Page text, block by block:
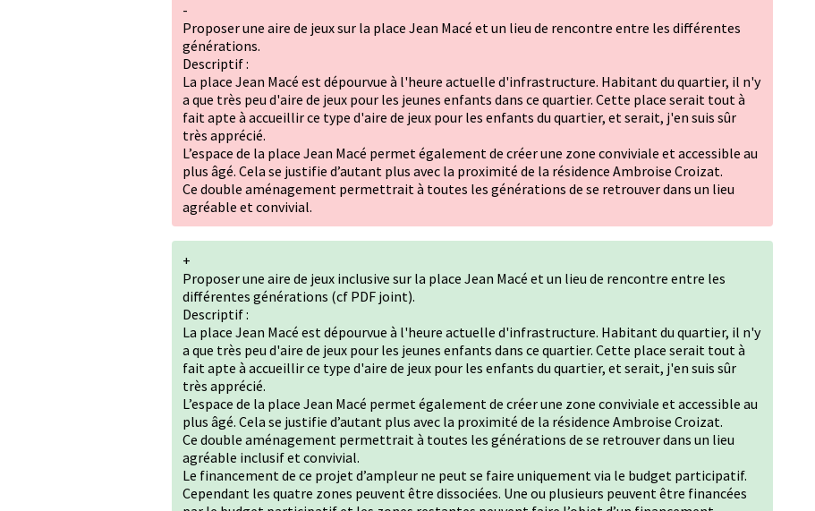
-
Proposer une aire de jeux sur la place Jean Macé et un lieu de rencontre entre les différentes
générations.
Descriptif :
La place Jean Macé est dépourvue à l'heure actuelle d'infrastructure. Habitant du quartier, il n'y
a que très peu d'aire de jeux pour les jeunes enfants dans ce quartier. Cette place serait tout à
fait apte à accueillir ce type d'aire de jeux pour les enfants du quartier, et serait, j'en suis sûr
très apprécié.
L’espace de la place Jean Macé permet également de créer une zone conviviale et accessible au
plus âgé. Cela se justifie d’autant plus avec la proximité de la résidence Ambroise Croizat.
Ce double aménagement permettrait à toutes les générations de se retrouver dans un lieu
agréable et convivial.
+
Proposer une aire de jeux inclusive sur la place Jean Macé et un lieu de rencontre entre les
différentes générations (cf PDF joint).
Descriptif :
La place Jean Macé est dépourvue à l'heure actuelle d'infrastructure. Habitant du quartier, il n'y
a que très peu d'aire de jeux pour les jeunes enfants dans ce quartier. Cette place serait tout à
fait apte à accueillir ce type d'aire de jeux pour les enfants du quartier, et serait, j'en suis sûr
très apprécié.
L’espace de la place Jean Macé permet également de créer une zone conviviale et accessible au
plus âgé. Cela se justifie d’autant plus avec la proximité de la résidence Ambroise Croizat.
Ce double aménagement permettrait à toutes les générations de se retrouver dans un lieu
agréable inclusif et convivial.
Le financement de ce projet d’ampleur ne peut se faire uniquement via le budget participatif.
Cependant les quatre zones peuvent être dissociées. Une ou plusieurs peuvent être financées